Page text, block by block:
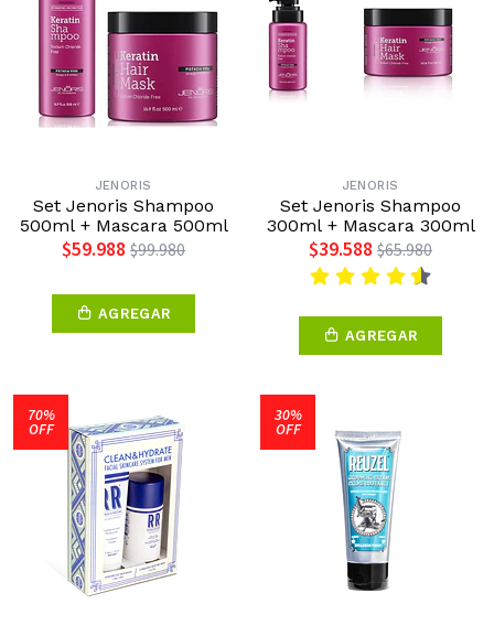
JENORIS
Set Jenoris Shampoo
500ml + Mascara 500ml
$59.988 $99.980
AGREGAR
JENORIS
Set Jenoris Shampoo
300ml + Mascara 300ml
$39.588 $65.980
AGREGAR
70%
OFF
30%
OFF